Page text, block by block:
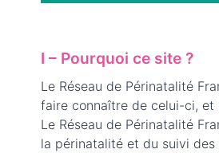
I – Pourquoi ce site ?
Le Réseau de Périnatalité
faire connaître de celui-ci, et
Le Réseau de Périnatalité
la périnatalité et du suivi des